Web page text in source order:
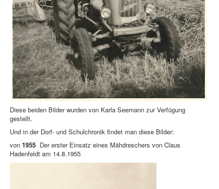
Diese beiden Bilder wurden von Karla Seemann zur Verfügung
gestellt.
Und in der Dorf- und Schulchronik findet man diese Bilder:
von 1955 Der erster Einsatz eines Mähdreschers von Claus
Hadenfeldt am 14.8.1955